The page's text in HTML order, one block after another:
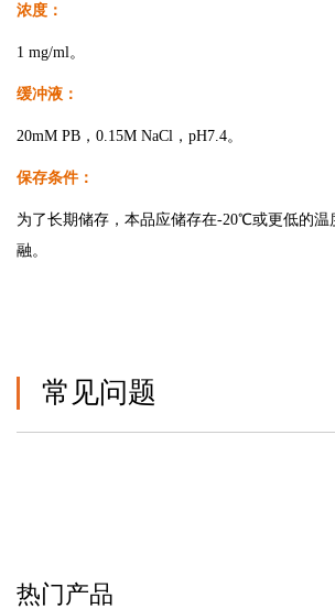
浓度：
1 mg/ml。
缓冲液：
20mM PB，0.15M NaCl，pH7.4。
保存条件：
为了长期储存，本品应储存在-20℃或更低的温
融。
常见问题
热门产品